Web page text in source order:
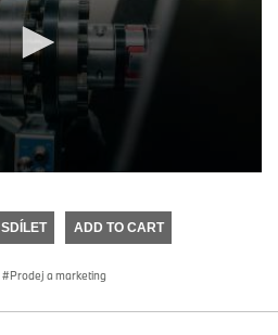
SDÍLET ADD TO CART
Prodej a marketing